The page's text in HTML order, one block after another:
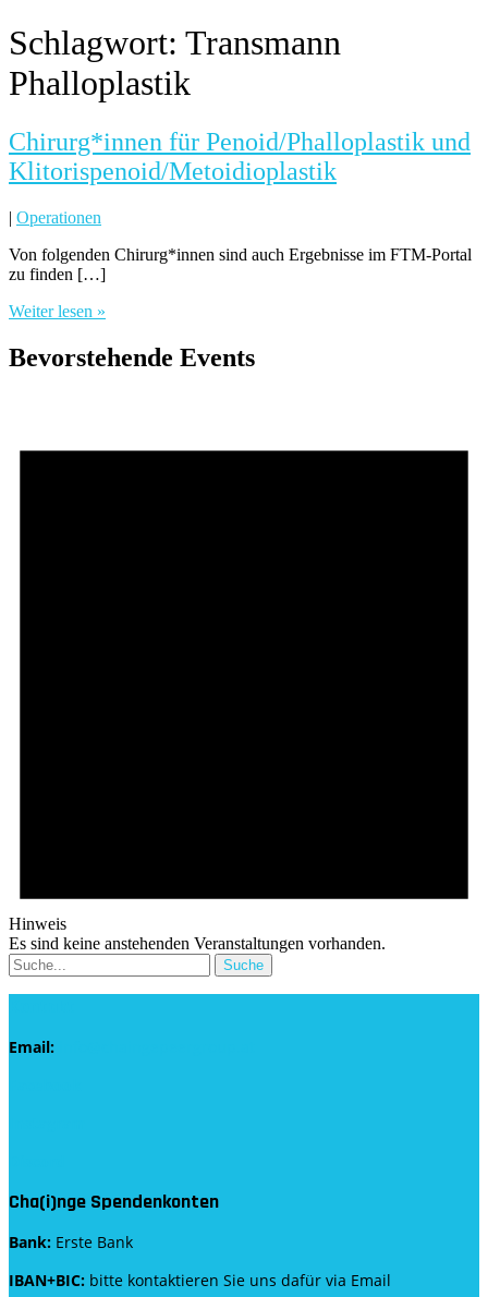
Schlagwort: Transmann
Phalloplastik
Chirurg*innen für Penoid/Phalloplastik und
Klitorispenoid/Metoidioplastik
| Operationen
Von folgenden Chirurg*innen sind auch Ergebnisse im FTM-Portal
zu finden […]
Weiter lesen »
Bevorstehende Events
Hinweis
Es sind keine anstehenden Veranstaltungen vorhanden.
Email:
Cha(i)nge Spendenkonten
Bank: Erste Bank
IBAN+BIC: bitte kontaktieren Sie uns dafür via Email